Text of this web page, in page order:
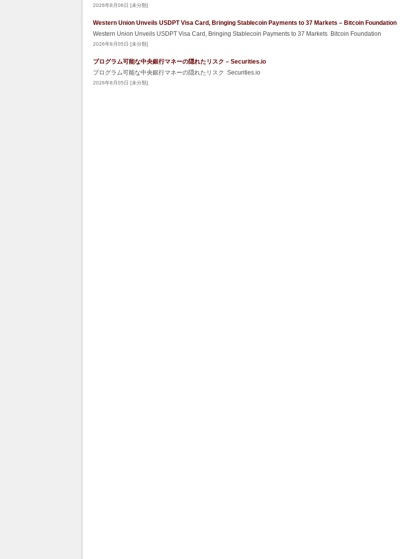
2026年8月06日 [未分類]
Western Union Unveils USDPT Visa Card, Bringing Stablecoin Payments to 37 Markets – Bitcoin Foundation
Western Union Unveils USDPT Visa Card, Bringing Stablecoin Payments to 37 Markets Bitcoin Foundation
2026年8月05日 [未分類]
プログラム可能な中央銀行マネーの隠れたリスク – Securities.io
プログラム可能な中央銀行マネーの隠れたリスク Securities.io
2026年8月05日 [未分類]